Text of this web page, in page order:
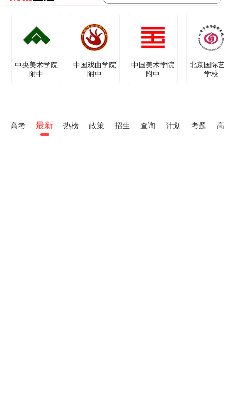
中央美术学院
附中
中国戏曲学院
附中
中国美术学院
附中
北京国际艺
学校
高考 最新 热榜 政策 招生 查询 计划 考题 高